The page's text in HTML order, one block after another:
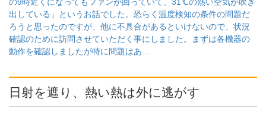
の9時近くになってもファンが回っていて、31℃の熱い空気が吹き
出している」というお話でした。恐らく温度検知の条件の問題だ
ろうと思ったのですが、他に不具合があるといけないので、状況
確認のために訪問させていただく事にしました。まずは各機器の
動作を確認しましたが特に問題はあ...
日射を遮り、熱い熱は外に逃がす